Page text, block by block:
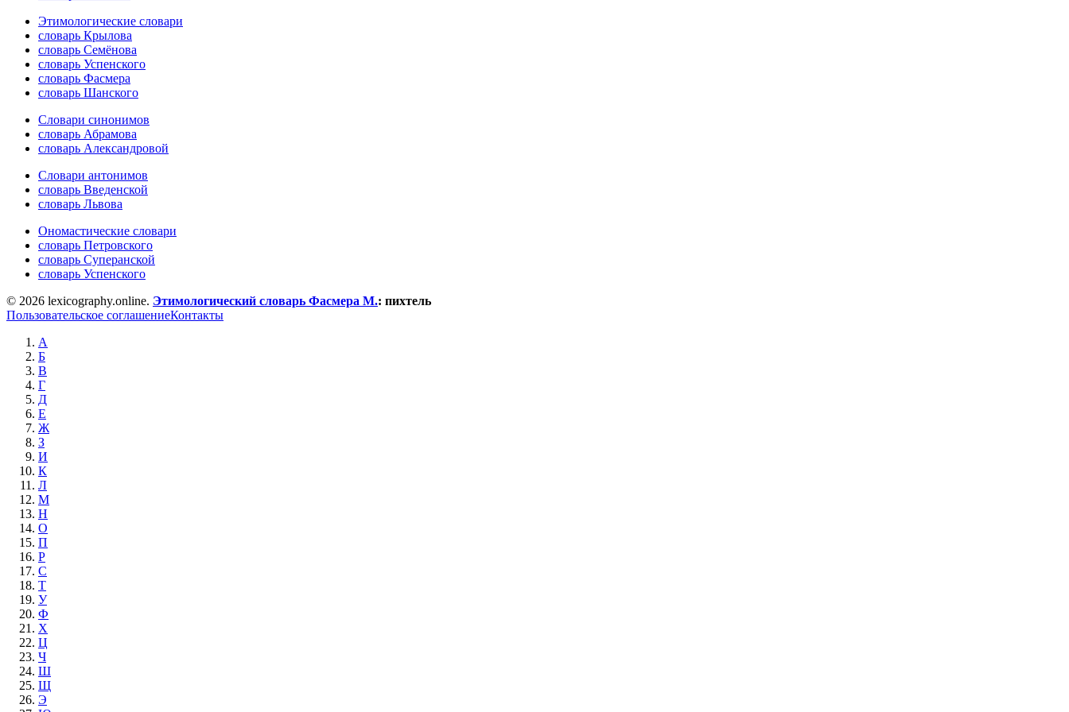
Этимологические словари
словарь Крылова
словарь Семёнова
словарь Успенского
словарь Фасмера
словарь Шанского
Словари синонимов
словарь Абрамова
словарь Александровой
Словари антонимов
словарь Введенской
словарь Львова
Ономастические словари
словарь Петровского
словарь Суперанской
словарь Успенского
© 2026 lexicography.online. Этимологический словарь Фасмера М.: пихтель
Пользовательское соглашениеКонтакты
А
Б
В
Г
Д
Е
Ж
З
И
К
Л
М
Н
О
П
Р
С
Т
У
Ф
Х
Ц
Ч
Ш
Щ
Э